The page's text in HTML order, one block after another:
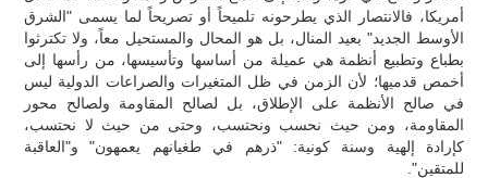
أمريكا، فالانتصار الذي يطرحونه تلميحاً أو تصريحاً لما يسمى "الشرق
الأوسط الجديد" بعيد المنال، بل هو المحال والمستحيل معاً، ولا تكترثوا
بطباع وتطبيع أنظمة هي عميلة من أساسها وتأسيسها، من رأسها إلى
أخمص قدميها؛ لأن الزمن في ظل المتغيرات والصراعات الدولية ليس
في صالح الأنظمة على الإطلاق، بل لصالح المقاومة ولصالح محور
المقاومة، ومن حيث نحسب ونحتسب، وحتى من حيث لا نحتسب،
كإرادة إلهية وسنة كونية: "ذرهم في طغيانهم يعمهون" و"العاقبة
للمتقين".